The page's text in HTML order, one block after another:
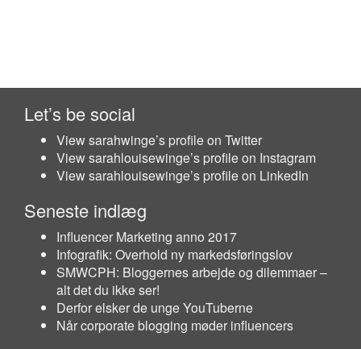
Let’s be social
View sarahwinge’s profile on Twitter
View sarahlouisewinge’s profile on Instagram
View sarahlouisewinge’s profile on LinkedIn
Seneste indlæg
Influencer Marketing anno 2017
Infografik: Overhold ny markedsføringslov
SMWCPH: Bloggernes arbejde og dilemmaer –
alt det du ikke ser!
Derfor elsker de unge YouTuberne
Når corporate blogging møder influencers